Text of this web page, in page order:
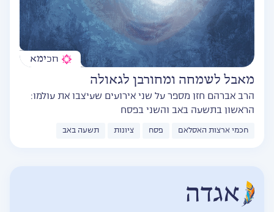
חכימא
מאבל לשמחה ומחורבן לגאולה
הרב אברהם חזן מספר על שני אירועים שעיצבו את עולמו:
הראשון בתשעה באב והשני בפסח
חכמי ארצות האסלאם פסח ציונות תשעה באב